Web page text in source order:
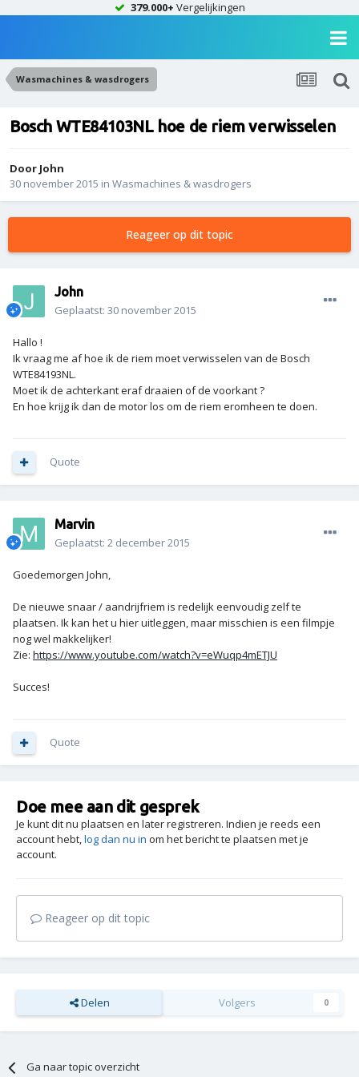
379.000+ Vergelijkingen
Wasmachines & wasdrogers
Bosch WTE84103NL hoe de riem verwisselen
Door John
30 november 2015 in Wasmachines & wasdrogers
Reageer op dit topic
John
Geplaatst: 30 november 2015
Hallo !
Ik vraag me af hoe ik de riem moet verwisselen van de Bosch
WTE84193NL.
Moet ik de achterkant eraf draaien of de voorkant ?
En hoe krijg ik dan de motor los om de riem eromheen te doen.
Quote
Marvin
Geplaatst: 2 december 2015
Goedemorgen John,
De nieuwe snaar / aandrijfriem is redelijk eenvoudig zelf te
plaatsen. Ik kan het u hier uitleggen, maar misschien is een filmpje
nog wel makkelijker!
Zie: https://www.youtube.com/watch?v=eWuqp4mETJU
Succes!
Quote
Doe mee aan dit gesprek
Je kunt dit nu plaatsen en later registreren. Indien je reeds een
account hebt,log dan nu in om het bericht te plaatsen met je
account.
Reageer op dit topic
Delen Volgers 0
Ga naar topic overzicht